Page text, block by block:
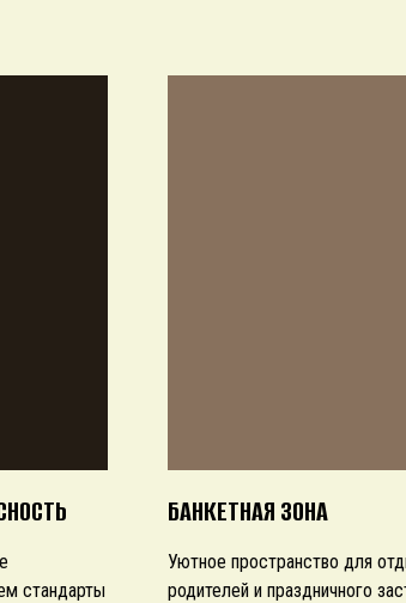
Уютное пространство для
родителей и праздничного
стандарты
БАНКЕТНАЯ ЗОНА